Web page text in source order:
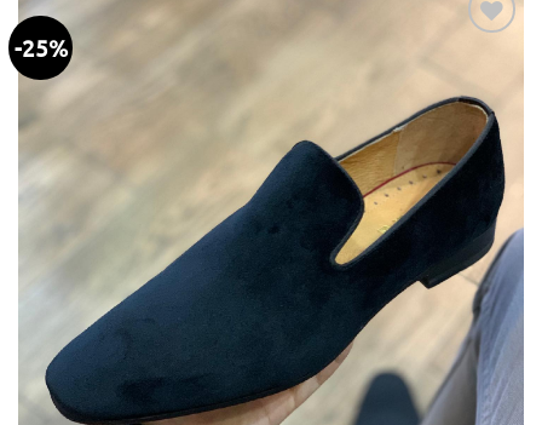
-25%
lista
de
deseos